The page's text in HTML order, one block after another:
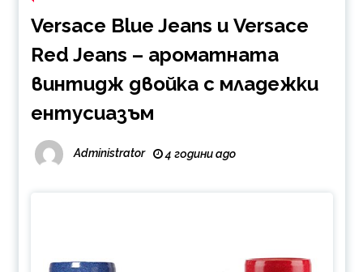
Versace Blue Jeans и Versace
Red Jeans – ароматната
винтидж двойка с младежки
ентусиазъм
Administrator 4 години ago